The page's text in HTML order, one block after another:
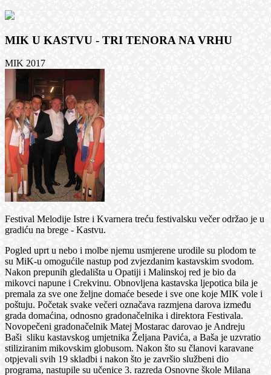
MIK U KASTVU - TRI TENORA NA VRHU
MIK 2017
Festival Melodije Istre i Kvarnera treću festivalsku večer održao je u
gradiću na brege - Kastvu.
Pogled uprt u nebo i molbe njemu usmjerene urodile su plodom te
su MiK-u omogućile nastup pod zvjezdanim kastavskim svodom.
Nakon prepunih gledališta u Opatiji i Malinskoj red je bio da
mikovci napune i Crekvinu. Obnovljena kastavska ljepotica bila je
premala za sve one željne domaće besede i sve one koje MIK vole i
poštuju. Početak svake večeri označava razmjena darova između
grada domaćina, odnosno gradonačelnika i direktora Festivala.
Novopečeni gradonačelnik Matej Mostarac darovao je Andreju
Baši sliku kastavskog umjetnika Željana Pavića, a Baša je uzvratio
stiliziranim mikovskim globusom. Nakon što su članovi karavane
otpjevali svih 19 skladbi i nakon što je završio službeni dio
programa, nastupile su učenice 3. razreda Osnovne škole Milana